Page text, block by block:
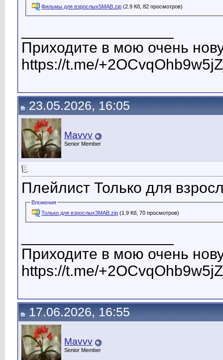
Фильмы для взрослых5МАВ.zip (2.9 Кб, 82 просмотров)
Приходите в мою очень
https://t.me/
23.05.2026, 16:05
Mavvv
Senior Member
Плейлист Только для
Вложения
Только для взрослых3МАВ.zip (1.9 Кб, 70 просмотров)
Приходите в мою очень
https://t.me/
17.06.2026, 16:55
Mavvv
Senior Member